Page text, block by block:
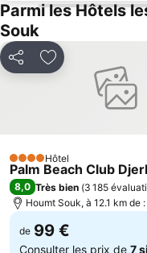
Parmi les Hôtels
Souk
PartagerAjouter à mes
4 ÉtoilesHôtel
Palm Beach Club
8,0 Très bien (3 185
Houmt Souk, à 12.1 km de
de 99 €
Consulter les prix de 7